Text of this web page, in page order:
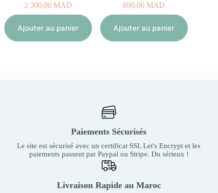
2 300,00MAD
Ajouter au panier
690,00MAD
Ajouter au panier
Paiements Sécurisés
Le site est sécurisé avec un certificat SSL Let's Encrypt et les
paiements passent par Paypal ou Stripe. Du sérieux !
Livraison Rapide au Maroc